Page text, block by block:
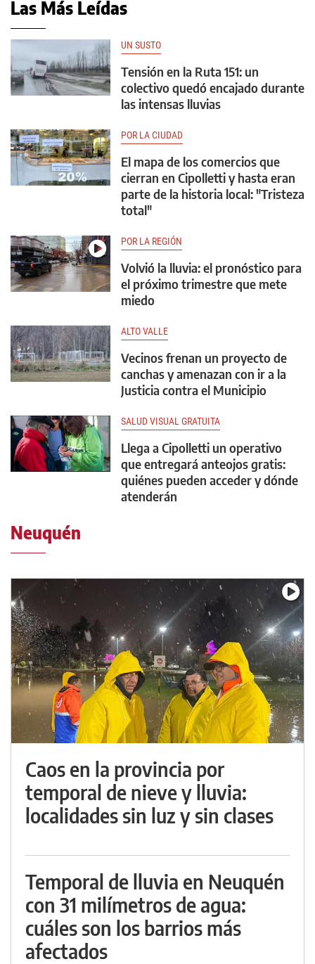
Las Más Leídas
UN SUSTO
Tensión en la Ruta 151: un
colectivo quedó encajado durante
las intensas lluvias
POR LA CIUDAD
El mapa de los comercios que
cierran en Cipolletti y hasta eran
parte de la historia local: "Tristeza
total"
POR LA REGIÓN
Volvió la lluvia: el pronóstico para
el próximo trimestre que mete
miedo
ALTO VALLE
Vecinos frenan un proyecto de
canchas y amenazan con ir a la
Justicia contra el Municipio
SALUD VISUAL GRATUITA
Llega a Cipolletti un operativo
que entregará anteojos gratis:
quiénes pueden acceder y dónde
atenderán
Neuquén
Caos en la provincia por
temporal de nieve y lluvia:
localidades sin luz y sin clases
Temporal de lluvia en Neuquén
con 31 milímetros de agua:
cuáles son los barrios más
afectados